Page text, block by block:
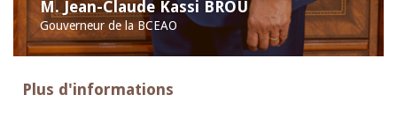
M. Jean-Claude Kassi BROU
Gouverneur de la BCEAO
Plus d'informations